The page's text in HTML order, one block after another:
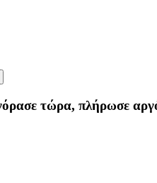
τώρα, πλήρωσε